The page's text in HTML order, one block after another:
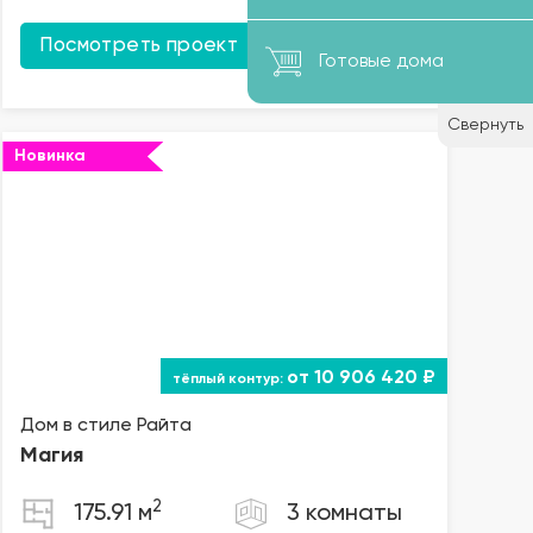
Посмотреть проект
от 56 806 ₽/мес.
Новинка
от 10 906 420 ₽
Дом в стиле Райта
Магия
175.91 м2 3 комнаты
Готовые дома
Свернуть